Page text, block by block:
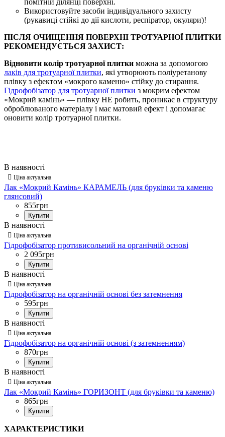
помітній ділянці поверхні.
Використовуйте засоби індивідуального захисту
(рукавиці стійкі до дії кислоти, респіратор, окуляри)!
ПІСЛЯ ОЧИЩЕННЯ ПОВЕРХНІ ТРОТУАРНОЇ ПЛИТКИ
РЕКОМЕНДУЄТЬСЯ ЗАХИСТ:
Відновити колір тротуарної плитки можна за допомогою
лаків для тротуарної плитки, які утворюють поліуретанову
плівку з ефектом «мокрого каменю» стійку до стирання.
Гідрофобізатор для тротуарної плитки з мокрим ефектом
«Мокрий камінь» — плівку НЕ робить, проникає в структуру
оброблюваного матеріалу і має матовий ефект і допомагає
оновити колір тротуарної плитки.
Лак «Мокрий Камінь» КАРАМЕЛЬ (для бруківки та каменю
глянсовий)
855грн
Купити
Гідрофобізатор противисольний на органічній основі
2 095грн
Купити
Гідрофобізатор на органічній основі без затемнення
595грн
Купити
Гідрофобізатор на органічній основі (з затемненням)
870грн
Купити
Лак «Мокрий Камінь» ГОРИЗОНТ (для бруківки та каменю)
865грн
Купити
ХАРАКТЕРИСТИКИ